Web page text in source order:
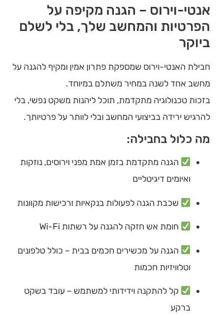
אנטי-וירוס – הגנה מקיפה על
הפרטיות והמחשב שלך, בלי לשלם
ביוקר
חבילת האנטי-וירוס שמספקת פתרון אמין ומקיף להגנה על
מחשב אחד לשנה במחיר משתלם במיוחד.
בזכות טכנולוגיה מתקדמת, תוכל ליהנות משקט נפשי, בלי
להרגיש ירידה בביצועי המחשב ובלי לוותר על פרטיותך.
מה כלול בחבילה:
הגנה מתקדמת בזמן אמת מפני וירוסים, נוזקות
ואיומים דיגיטליים
שכבת הגנה לפעולות בנקאיות ורכישות מקוונות
חומת אש חזקה להגנה על רשתות Wi-Fi
הגנה על מכשירים חכמים בבית – כולל טלפונים
וטלוויזיות חכמות
קל להתקנה וידידותי למשתמש – עובד בשקט
ברקע